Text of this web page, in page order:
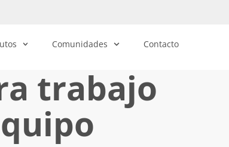
Comunidades Contacto
trabajo